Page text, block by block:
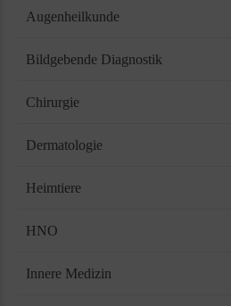
Augenheilkunde
Bildgebende Diagnostik
Chirurgie
Dermatologie
Heimtiere
HNO
Innere Medizin